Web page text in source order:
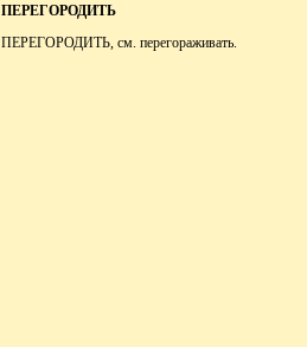
ПЕРЕГОРОДИТЬ
ПЕРЕГОРОДИТЬ, см. перегораживать.